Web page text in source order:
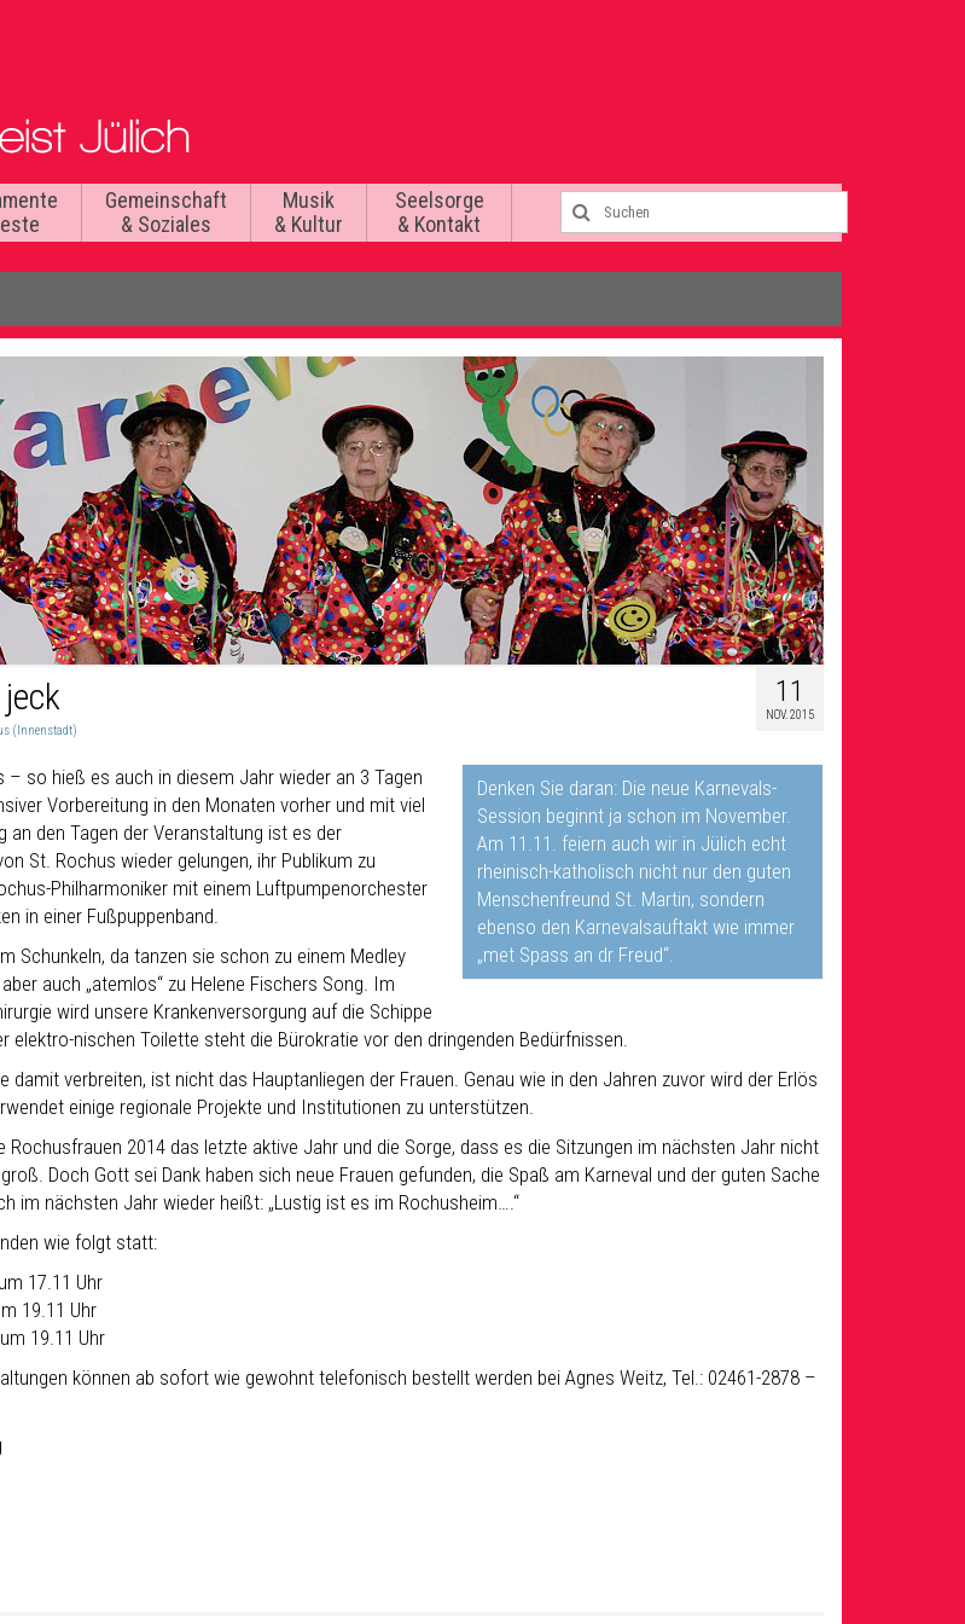
Gemeinschaft
& Soziales
Musik
& Kultur
Seelsorge
& Kontakt
11
NOV. 2015
(Innenstadt)
Denken Sie daran: Die neue Karnevals-
Session beginnt ja schon im November.
Am 11.11. feiern auch wir in Jülich echt
rheinisch-katholisch nicht nur den guten
Menschenfreund St. Martin, sondern
ebenso den Karnevalsauftakt wie immer
„met Spass an dr Freud“.
– so hieß es auch in diesem Jahr wieder an 3 Tagen
Vorbereitung in den Monaten vorher und mit viel
an den Tagen der Veranstaltung ist es der
St. Rochus wieder gelungen, ihr Publikum zu
Philharmoniker mit einem Luftpumpenorchester
in einer Fußpuppenband.
Schunkeln, da tanzen sie schon zu einem Medley
auch „atemlos“ zu Helene Fischers Song. Im
wird unsere Krankenversorgung auf die Schippe
elektro-nischen Toilette steht die Bürokratie vor den dringenden Bedürfnissen.
damit verbreiten, ist nicht das Hauptanliegen der Frauen. Genau wie in den Jahren zuvor wird der Erlös
einige regionale Projekte und Institutionen zu unterstützen.
Rochusfrauen 2014 das letzte aktive Jahr und die Sorge, dass es die Sitzungen im nächsten Jahr nicht
Doch Gott sei Dank haben sich neue Frauen gefunden, die Spaß am Karneval und der guten Sache
im nächsten Jahr wieder heißt: „Lustig ist es im Rochusheim….“
wie folgt statt:
17.11 Uhr
19.11 Uhr
19.11 Uhr
können ab sofort wie gewohnt telefonisch bestellt werden bei Agnes Weitz, Tel.: 02461-2878 –